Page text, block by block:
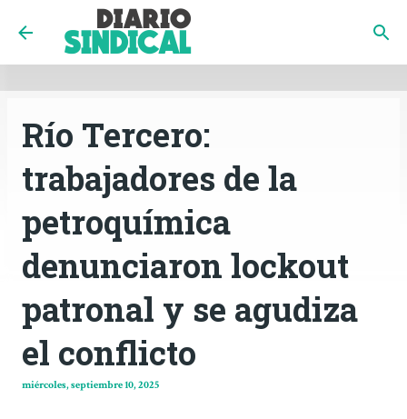
INICIO CÓRDOBA
Ir al contenido principal
Río Tercero:
trabajadores de la
petroquímica
denunciaron lockout
patronal y se agudiza
el conflicto
miércoles, septiembre 10, 2025